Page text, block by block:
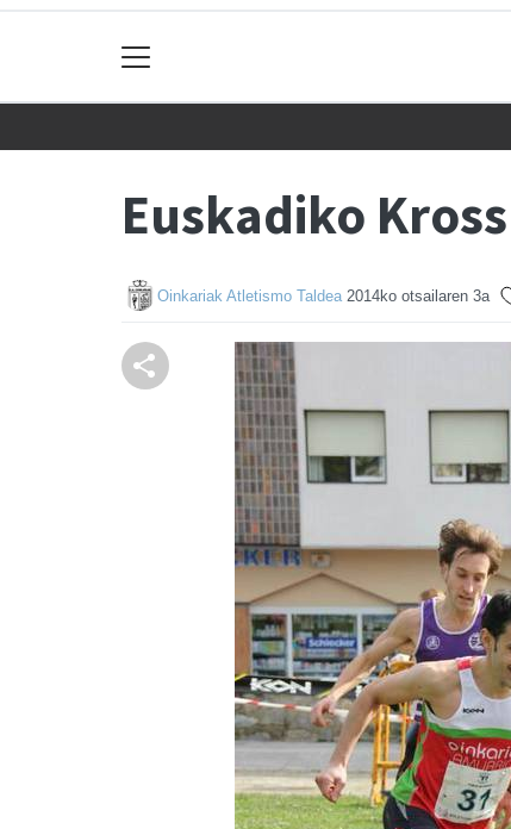
Euskadiko
Oinkariak Atletismo Taldea 2014ko otsailaren 3a